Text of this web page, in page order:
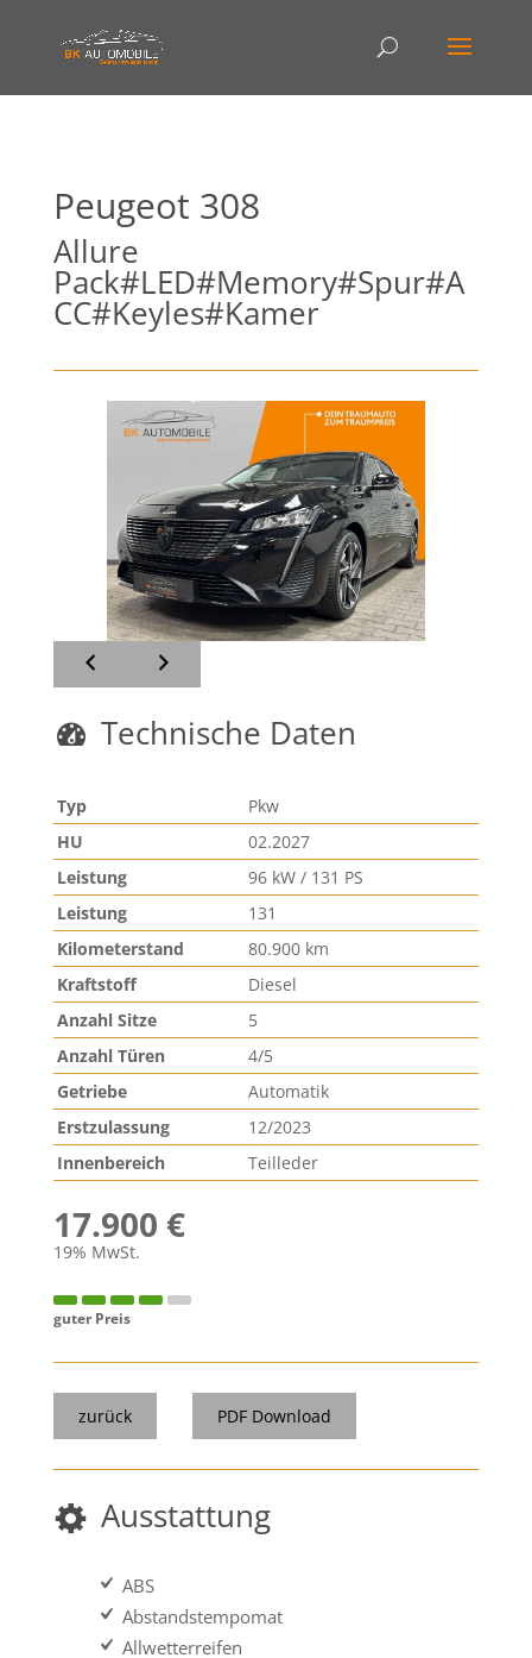
Peugeot 308
Allure
Pack#LED#Memory#Spur#A
CC#Keyles#Kamer
Technische Daten
Typ
Pkw
HU
02.2027
Leistung
96 kW / 131 PS
Leistung
131
Kilometerstand
80.900 km
Kraftstoff
Diesel
Anzahl Sitze
5
Anzahl Türen
4/5
Getriebe
Automatik
Erstzulassung
12/2023
Innenbereich
Teilleder
17.900 €
19% MwSt.
guter Preis
zurück PDF Download
Ausstattung
ABS
Abstandstempomat
Allwetterreifen